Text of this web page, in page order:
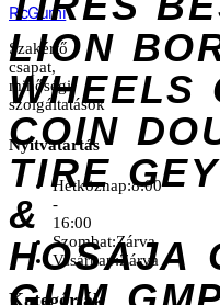
LION
WHEELS
COIN
TIRE
&
HOSAJA
RcGumi
Szakértő
csapat,
minőségi
szolgáltatások
Nyitvatartás
Hétköznap:8:00
-
16:00
Szombat:Zárva
Vasárnap:Zárva
Kategóriák